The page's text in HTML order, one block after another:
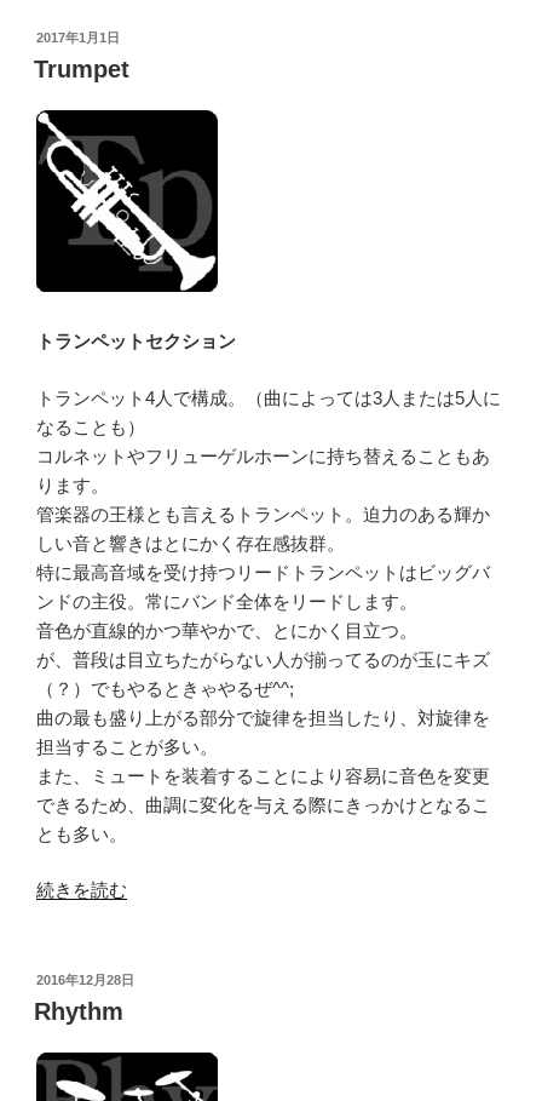
投
稿
日:
2017年1月1日
Trumpet
トランペットセクション
トランペット4人で構成。（曲によっては3人または5人に
なることも）
コルネットやフリューゲルホーンに持ち替えることもあ
ります。
管楽器の王様とも言えるトランペット。迫力のある輝か
しい音と響きはとにかく存在感抜群。
特に最高音域を受け持つリードトランペットはビッグバ
ンドの主役。常にバンド全体をリードします。
音色が直線的かつ華やかで、とにかく目立つ。
が、普段は目立ちたがらない人が揃ってるのが玉にキズ
（？）でもやるときゃやるぜ^^;
曲の最も盛り上がる部分で旋律を担当したり、対旋律を
担当することが多い。
また、ミュートを装着することにより容易に音色を変更
できるため、曲調に変化を与える際にきっかけとなるこ
とも多い。
“Trumpet”
続きを読む
投
稿
日:
2016年12月28日
Rhythm